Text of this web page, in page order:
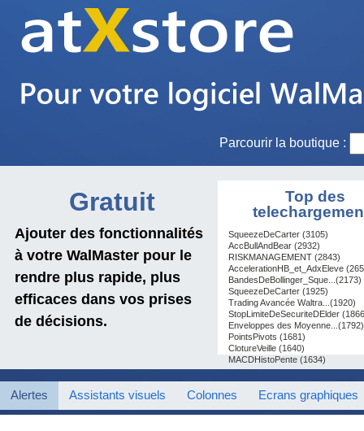
Parcourir la boutique :
Gratuit
Ajouter des fonctionnalités
à votre WalMaster pour le
rendre plus rapide, plus
efficaces dans vos prises
de décisions.
Top des
SqueezeDeCarter (3105)
AccBullAndBear (2932)
RISKMANAGEMENT (2843)
AccelerationHB_et_AdxEleve
BandesDeBollinger_Sque...(2173)
SqueezeDeCarter (1925)
Trading Avancée Waltra...(1920)
StopLimiteDeSecuriteDElder
Enveloppes des Moyenne...(1792)
PointsPivots (1681)
ClotureVeille (1640)
MACDHistoPente (1634)
Alertes Assistants visuels Colonnes Ecrans graphiques